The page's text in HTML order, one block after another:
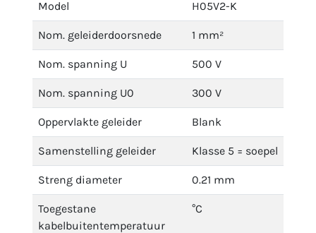
Model H05V2-K
Nom. geleiderdoorsnede 1 mm²
Nom. spanning U 500 V
Nom. spanning U0 300 V
Oppervlakte geleider Blank
Samenstelling geleider Klasse 5 = soepel
Streng diameter 0.21 mm
Toegestane
kabelbuitentemperatuur
°C